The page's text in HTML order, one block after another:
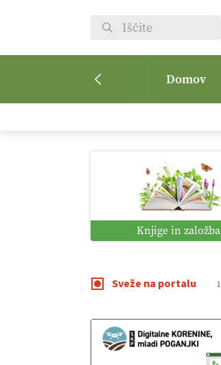
Domov
Knjige in založba
Sveže na portalu